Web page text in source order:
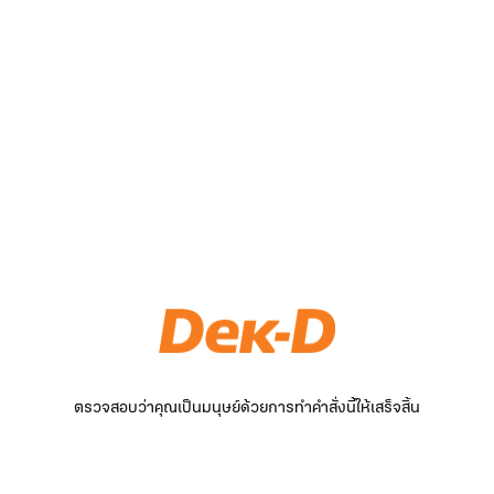
ตรวจสอบว่าคุณเป็นมนุษย์ด้วยการทำคำสั่งนี้ให้เสร็จสิ้น